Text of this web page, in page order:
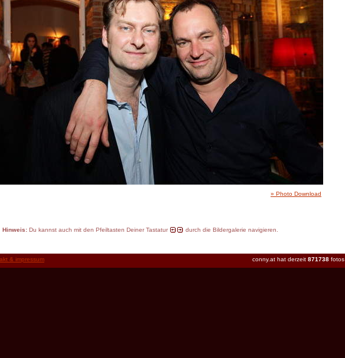
» Photo Download
Hinweis:Du kannst auch mit den Pfeiltasten Deiner Tastatur durch die Bildergalerie navigieren.
conny.at hat derzeit 871738 fotos
& impressum